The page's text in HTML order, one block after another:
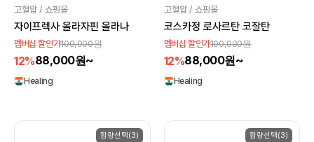
고혈압 / 쇼핑몰
자이프렉사 올라자핀 올라나
멤버십 할인가100,000원
12%88,000원~
Healing
고혈압 / 쇼핑몰
코스카정 로사르탄 코잘탄
멤버십 할인가100,000원
12%88,000원~
Healing
함량선택(3) 함량선택(3)